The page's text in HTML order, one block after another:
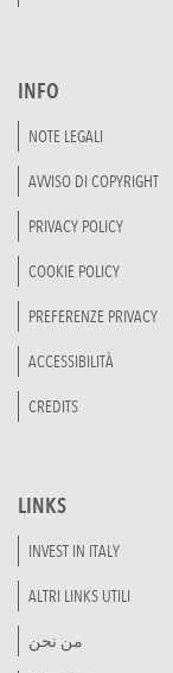
INFO
NOTE LEGALI
AVVISO DI COPYRIGHT
PRIVACY POLICY
COOKIE POLICY
PREFERENZE PRIVACY
ACCESSIBILITÀ
CREDITS
LINKS
INVEST IN ITALY
ALTRI LINKS UTILI
من نحن